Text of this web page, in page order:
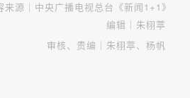
来源｜中央广播电视总台《新闻1+1》
编辑｜朱栩葶
审核、责编｜朱栩葶、杨帆